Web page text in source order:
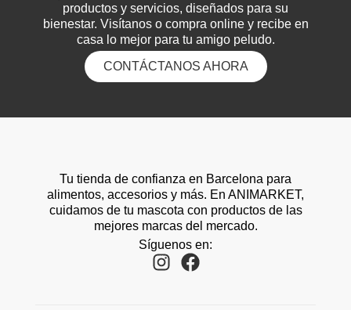
productos y servicios, diseñados para su
bienestar. Visítanos o compra online y recibe en
casa lo mejor para tu amigo peludo.
CONTÁCTANOS AHORA
Tu tienda de confianza en Barcelona para
alimentos, accesorios y más. En ANIMARKET,
cuidamos de tu mascota con productos de las
mejores marcas del mercado.
Síguenos en: